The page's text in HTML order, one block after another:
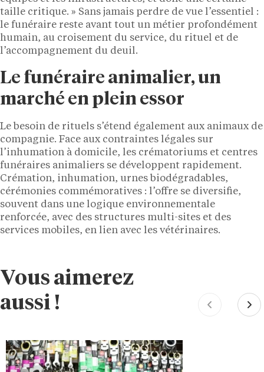
taille critique. » Sans jamais perdre de vue l’essentiel :
le funéraire reste avant tout un métier profondément
humain, au croisement du service, du rituel et de
l’accompagnement du deuil.
Le funéraire animalier, un
marché en plein essor
Le besoin de rituels s’étend également aux animaux de
compagnie. Face aux contraintes légales sur
l’inhumation à domicile, les crématoriums et centres
funéraires animaliers se développent rapidement.
Crémation, inhumation, urnes biodégradables,
cérémonies commémoratives : l’offre se diversifie,
souvent dans une logique environnementale
renforcée, avec des structures multi-sites et des
services mobiles, en lien avec les vétérinaires.
Vous aimerez
aussi !